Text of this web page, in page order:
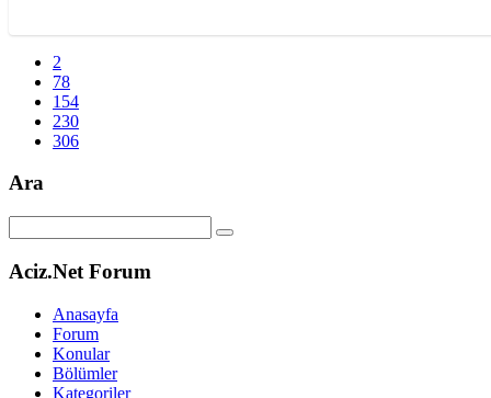
2
78
154
230
306
Ara
Aciz.Net Forum
Anasayfa
Forum
Konular
Bölümler
Kategoriler